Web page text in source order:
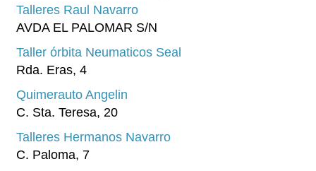
Islas Baleares
Pontevedra
Tenerife
Granada
Tarragona
Cádiz
Talleres Raul Navarro
AVDA EL PALOMAR S/N
Taller órbita Neumaticos Seal
Rda. Eras, 4
Quimerauto Angelin
C. Sta. Teresa, 20
Talleres Hermanos Navarro
C. Paloma, 7